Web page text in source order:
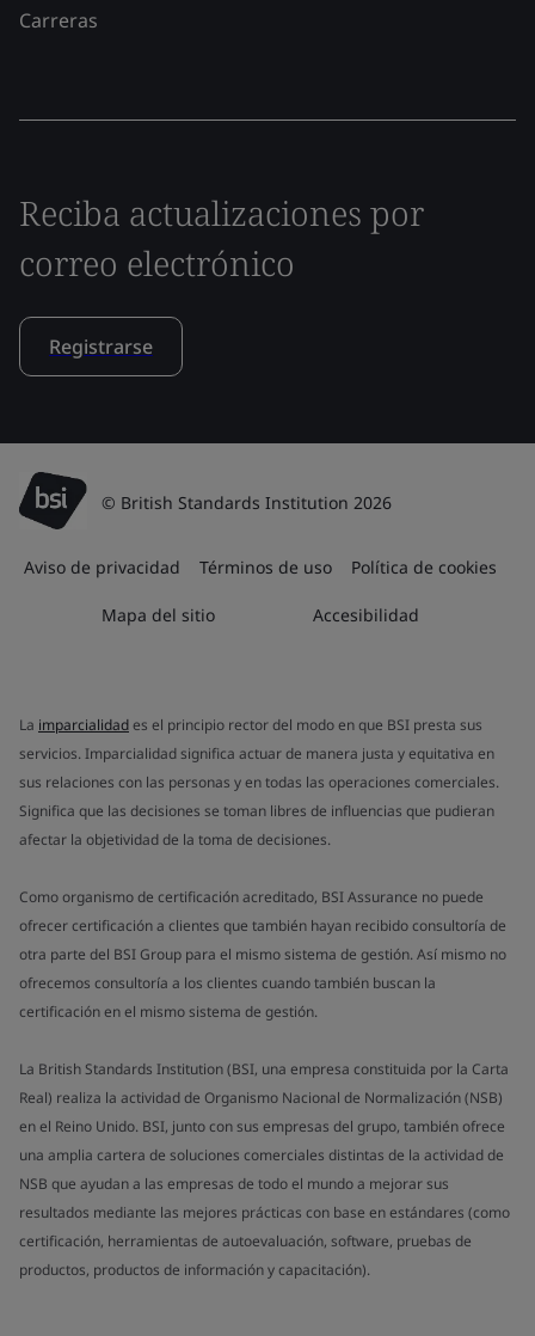
Carreras
Reciba actualizaciones por
correo electrónico
Registrarse
© British Standards Institution 2026
Aviso de privacidad Términos de uso Política de cookies
Mapa del sitio Accesibilidad
La imparcialidades el principio rector del modo en que BSI presta sus
servicios. Imparcialidad significa actuar de manera justa y equitativa en
sus relaciones con las personas y en todas las operaciones comerciales.
Significa que las decisiones se toman libres de influencias que pudieran
afectar la objetividad de la toma de decisiones.
Como organismo de certificación acreditado, BSI Assurance no puede
ofrecer certificación a clientes que también hayan recibido consultoría de
otra parte del BSI Group para el mismo sistema de gestión. Así mismo no
ofrecemos consultoría a los clientes cuando también buscan la
certificación en el mismo sistema de gestión.
La British Standards Institution (BSI, una empresa constituida por la Carta
Real) realiza la actividad de Organismo Nacional de Normalización (NSB)
en el Reino Unido. BSI, junto con sus empresas del grupo, también ofrece
una amplia cartera de soluciones comerciales distintas de la actividad de
NSB que ayudan a las empresas de todo el mundo a mejorar sus
resultados mediante las mejores prácticas con base en estándares (como
certificación, herramientas de autoevaluación, software, pruebas de
productos, productos de información y capacitación).